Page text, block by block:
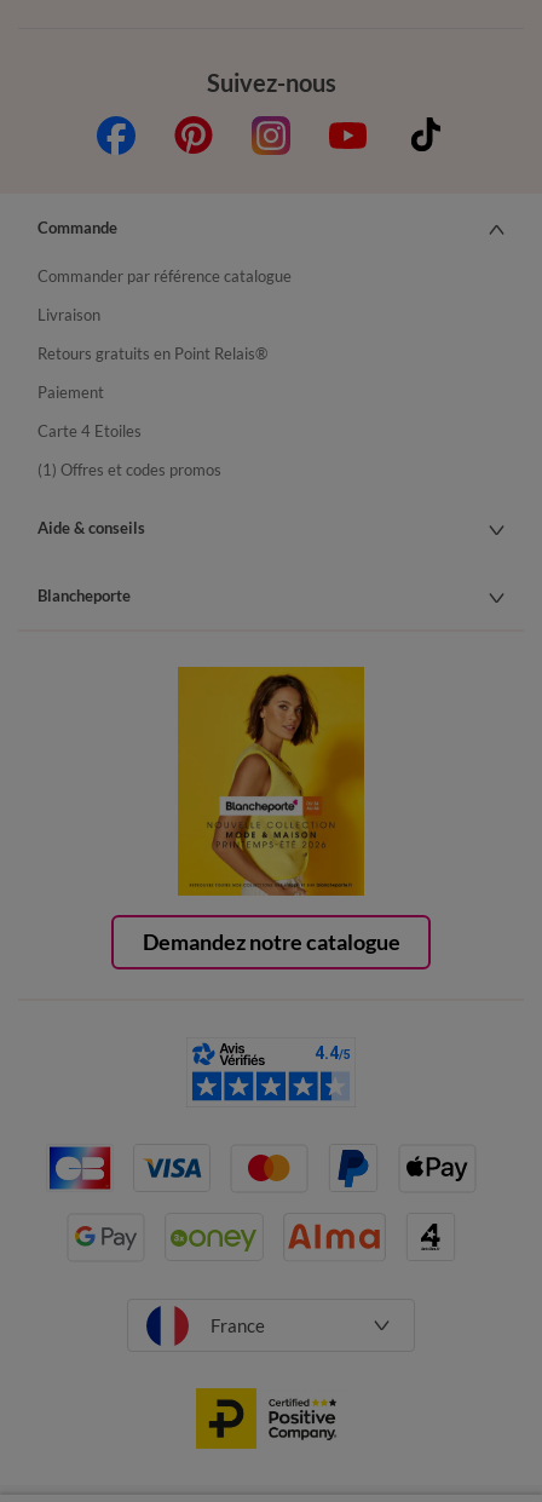
Suivez-nous
Demandez notre catalogue
Commande
Commander par référence catalogue
Livraison
Retours gratuits en Point Relais®
Paiement
Carte 4 Etoiles
(1) Offres et codes promos
Aide & conseils
Blancheporte
France